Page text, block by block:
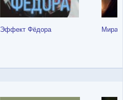
Эффект Фёдора Мираж